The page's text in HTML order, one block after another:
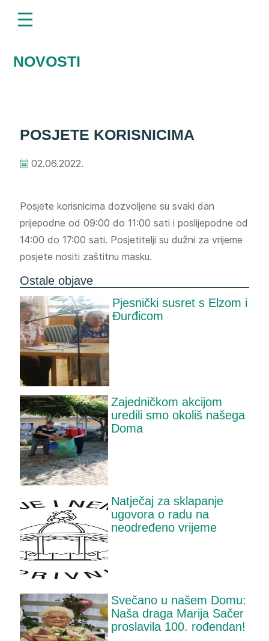
uključuje
sustavNOVOSTI
POSJETE KORISNICIMA
02.06.2022.
Posjete korisnicima dozvoljene su svaki dan
prijepodne od 09:00 do 11:00 sati i poslijepodne od
14:00 do 17:00 sati. Posjetitelji su dužni za vrijeme
posjete nositi zaštitnu masku.
Ostale objave
Pjesnički susret s Elzom i
Đurđicom
Zajedničkom akcijom
uredili smo okoliš našega
Doma
Natječaj za sklapanje
ugovora o radu na
neodređeno vrijeme
Svečano u našem Domu:
Naša draga Marija Sačer
proslavila 100. rođendan!